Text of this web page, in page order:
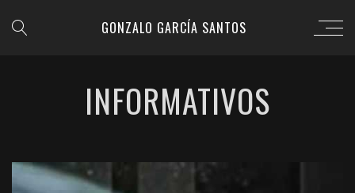
GONZALO GARCÍA SANTOS
INFORMATIVOS